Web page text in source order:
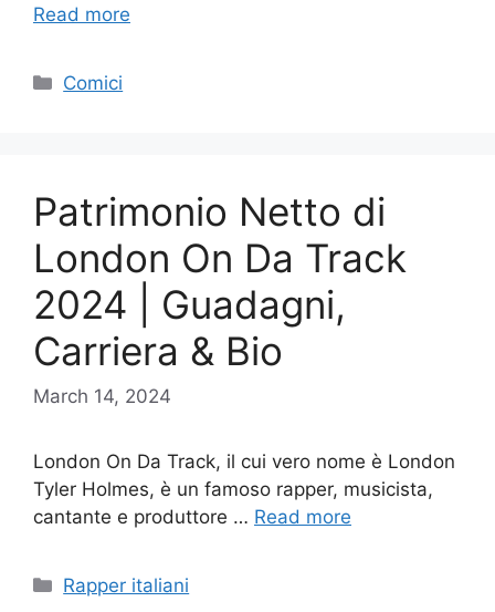
Read more
Categories
Comici
Patrimonio Netto di
London On Da Track
2024 | Guadagni,
Carriera & Bio
March 14, 2024
London On Da Track, il cui vero nome è London
Tyler Holmes, è un famoso rapper, musicista,
cantante e produttore … Read more
Categories
Rapper italiani